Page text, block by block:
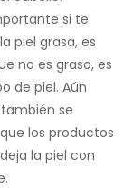
si te
piel grasa, es
no es graso, es
de piel. Aún
se
los productos
la piel con